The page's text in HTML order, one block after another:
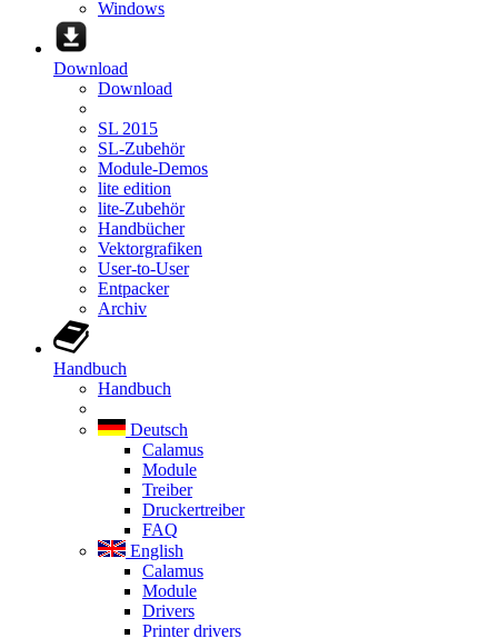
Windows
Download
Download
SL 2015
SL-Zubehör
Module-Demos
lite edition
lite-Zubehör
Handbücher
Vektorgrafiken
User-to-User
Entpacker
Archiv
Handbuch
Handbuch
Deutsch
Calamus
Module
Treiber
Druckertreiber
FAQ
English
Calamus
Module
Drivers
Printer drivers